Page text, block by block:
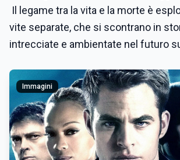
Il legame tra la vita e la morte è
vite separate, che si scontrano in
intrecciate e ambientate nel futuro
Immagini